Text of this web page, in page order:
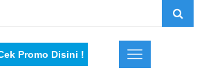
Promo Disini !